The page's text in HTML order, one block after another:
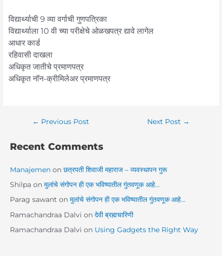
विद्यार्थ्याची 9 व्या वर्गाची गुणपत्रिका
विद्यार्थ्याला 10 वी च्या परीक्षेचे ओळखपत्र द्यावे लागेल
आधार कार्ड
रहिवासी दाखला
अधिकृत जातीचे प्रमाणपत्र
अधिकृत नॉन-क्रीमिलेअर प्रमाणपत्र
← Previous Post Next Post →
Recent Comments
Manajemenon छत्रपती शिवाजी महाराज – व्यवस्थापन गुरू
Shilpa on मुलांचे संगोपन ही एक भविष्यातील गुंतवणूक आहे…
Parag sawant on मुलांचे संगोपन ही एक भविष्यातील गुंतवणूक आहे…
Ramachandraa Dalvi on देवी ब्रह्मचारिणी
Ramachandraa Dalvi on Using Gadgets the Right Way